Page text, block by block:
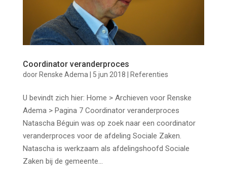
Coordinator veranderproces
door Renske Adema 5 jun 2018 Referenties
U bevindt zich hier: Home > Archieven voor Renske
Adema > Pagina 7 Coordinator veranderproces
Natascha Béguin was op zoek naar een coordinator
veranderproces voor de afdeling Sociale Zaken.
Natascha is werkzaam als afdelingshoofd Sociale
Zaken bij de gemeente...